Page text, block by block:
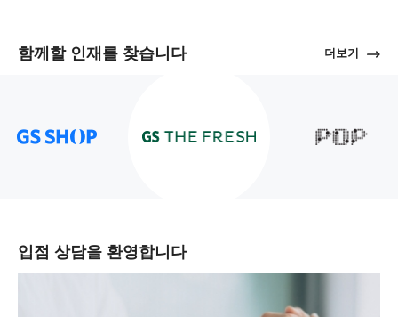
함께할 인재를 찾습니다 더보기
입점 상담을 환영합니다